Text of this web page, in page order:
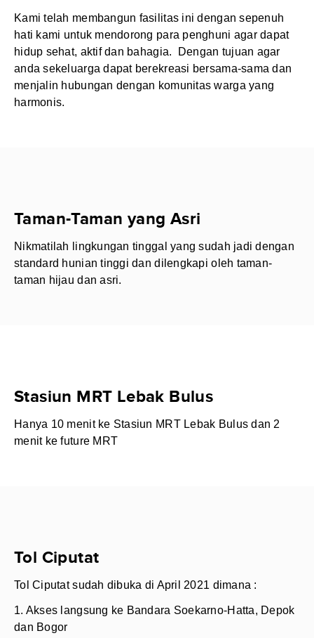
Kami telah membangun fasilitas ini dengan sepenuh
hati kami untuk mendorong para penghuni agar dapat
hidup sehat, aktif dan bahagia. Dengan tujuan agar
anda sekeluarga dapat berekreasi bersama-sama dan
menjalin hubungan dengan komunitas warga yang
harmonis.
Taman-Taman yang Asri
Nikmatilah lingkungan tinggal yang sudah jadi dengan
standard hunian tinggi dan dilengkapi oleh taman-
taman hijau dan asri.
Stasiun MRT Lebak Bulus
Hanya 10 menit ke Stasiun MRT Lebak Bulus dan 2
menit ke future MRT
Tol Ciputat
Tol Ciputat sudah dibuka di April 2021 dimana :
1. Akses langsung ke Bandara Soekarno-Hatta, Depok
dan Bogor